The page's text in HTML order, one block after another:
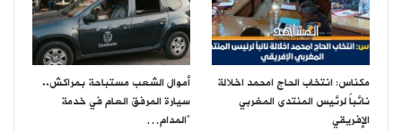
مكناس: انتخاب الحاج امحمد اخلالة
نائباً لرئيس المنتدى المغربي
الإفريقي
أموال الشعب مستباحة بمراكش..
سيارة المرفق العام في خدمة
“المدام…